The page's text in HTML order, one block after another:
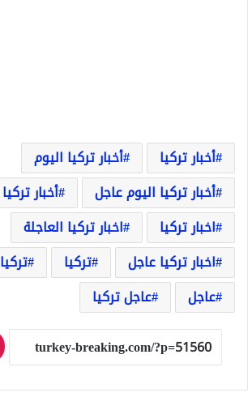
أخبار تركيا
أخبار تركيا اليوم
أخبار تركيا اليوم عاجل
أخبار
اخبار تركيا
اخبار تركيا العاجلة
اخبار تركيا عاجل
تركيا
عاجل
عاجل تركيا